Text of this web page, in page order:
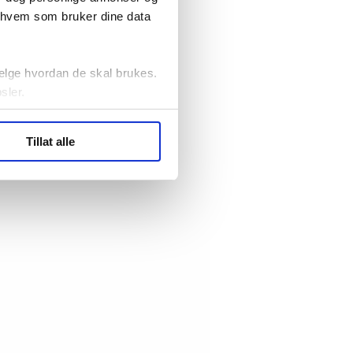
som bruker dine data
hvordan de skal brukes.
statistikk.
Tillat alle